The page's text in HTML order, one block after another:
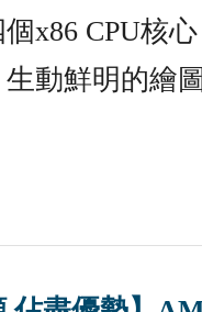
x86 CPU核
動鮮明的繪